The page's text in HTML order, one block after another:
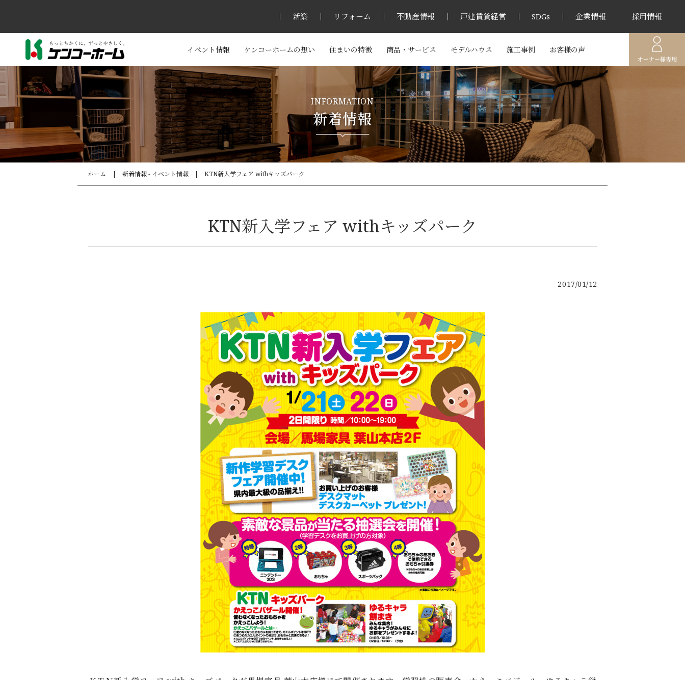
イベント情報 ケンコーホームの想い 住まいの特徴 商品・サービス モデルハウス 施工事例 お客様の声
新築 リフォーム 不動産情報 戸建賃貸経営 SDGs 企業情報 採用情報
INFORMATION
新着情報
ホーム 新着情報 - イベント情報 KTN新入学フェア withキッズパーク
KTN新入学フェア withキッズパーク
2017/01/12